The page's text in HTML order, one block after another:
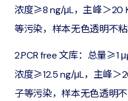
浓度≥8 ng/μL，主峰＞20
等污染，样本无色透明不粘
2.PCR free 文库：总量≥1
浓度≥12.5 ng/μL，主峰＞
子等污染，样本无色透明不